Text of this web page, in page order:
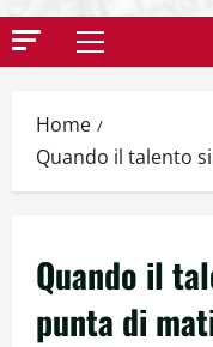
Home
Quando il talento
Quando il
punta di